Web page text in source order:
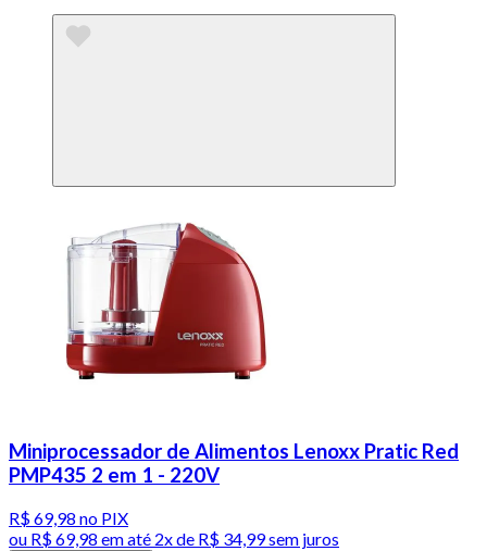
Miniprocessador de Alimentos Lenoxx Pratic Red
PMP435 2 em 1 - 220V
R$ 69,98 no PIX
ou R$ 69,98 em até 2x de R$ 34,99 sem juros